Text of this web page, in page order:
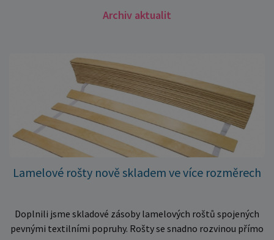
Archiv aktualit
Lamelové rošty nově skladem ve více rozměrech
Doplnili jsme skladové zásoby lamelových roštů spojených
pevnými textilními popruhy. Rošty se snadno rozvinou přímo